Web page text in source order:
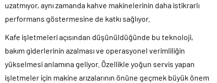
uzatmıyor, aynı zamanda kahve makinelerinin daha istikrarlı
performans göstermesine de katkı sağlıyor.
Kafe işletmeleri açısından düşünüldüğünde bu teknoloji,
bakım giderlerinin azalması ve operasyonel verimliliğin
yükselmesi anlamına geliyor. Özellikle yoğun servis yapan
işletmeler için makine arızalarının önüne geçmek büyük önem